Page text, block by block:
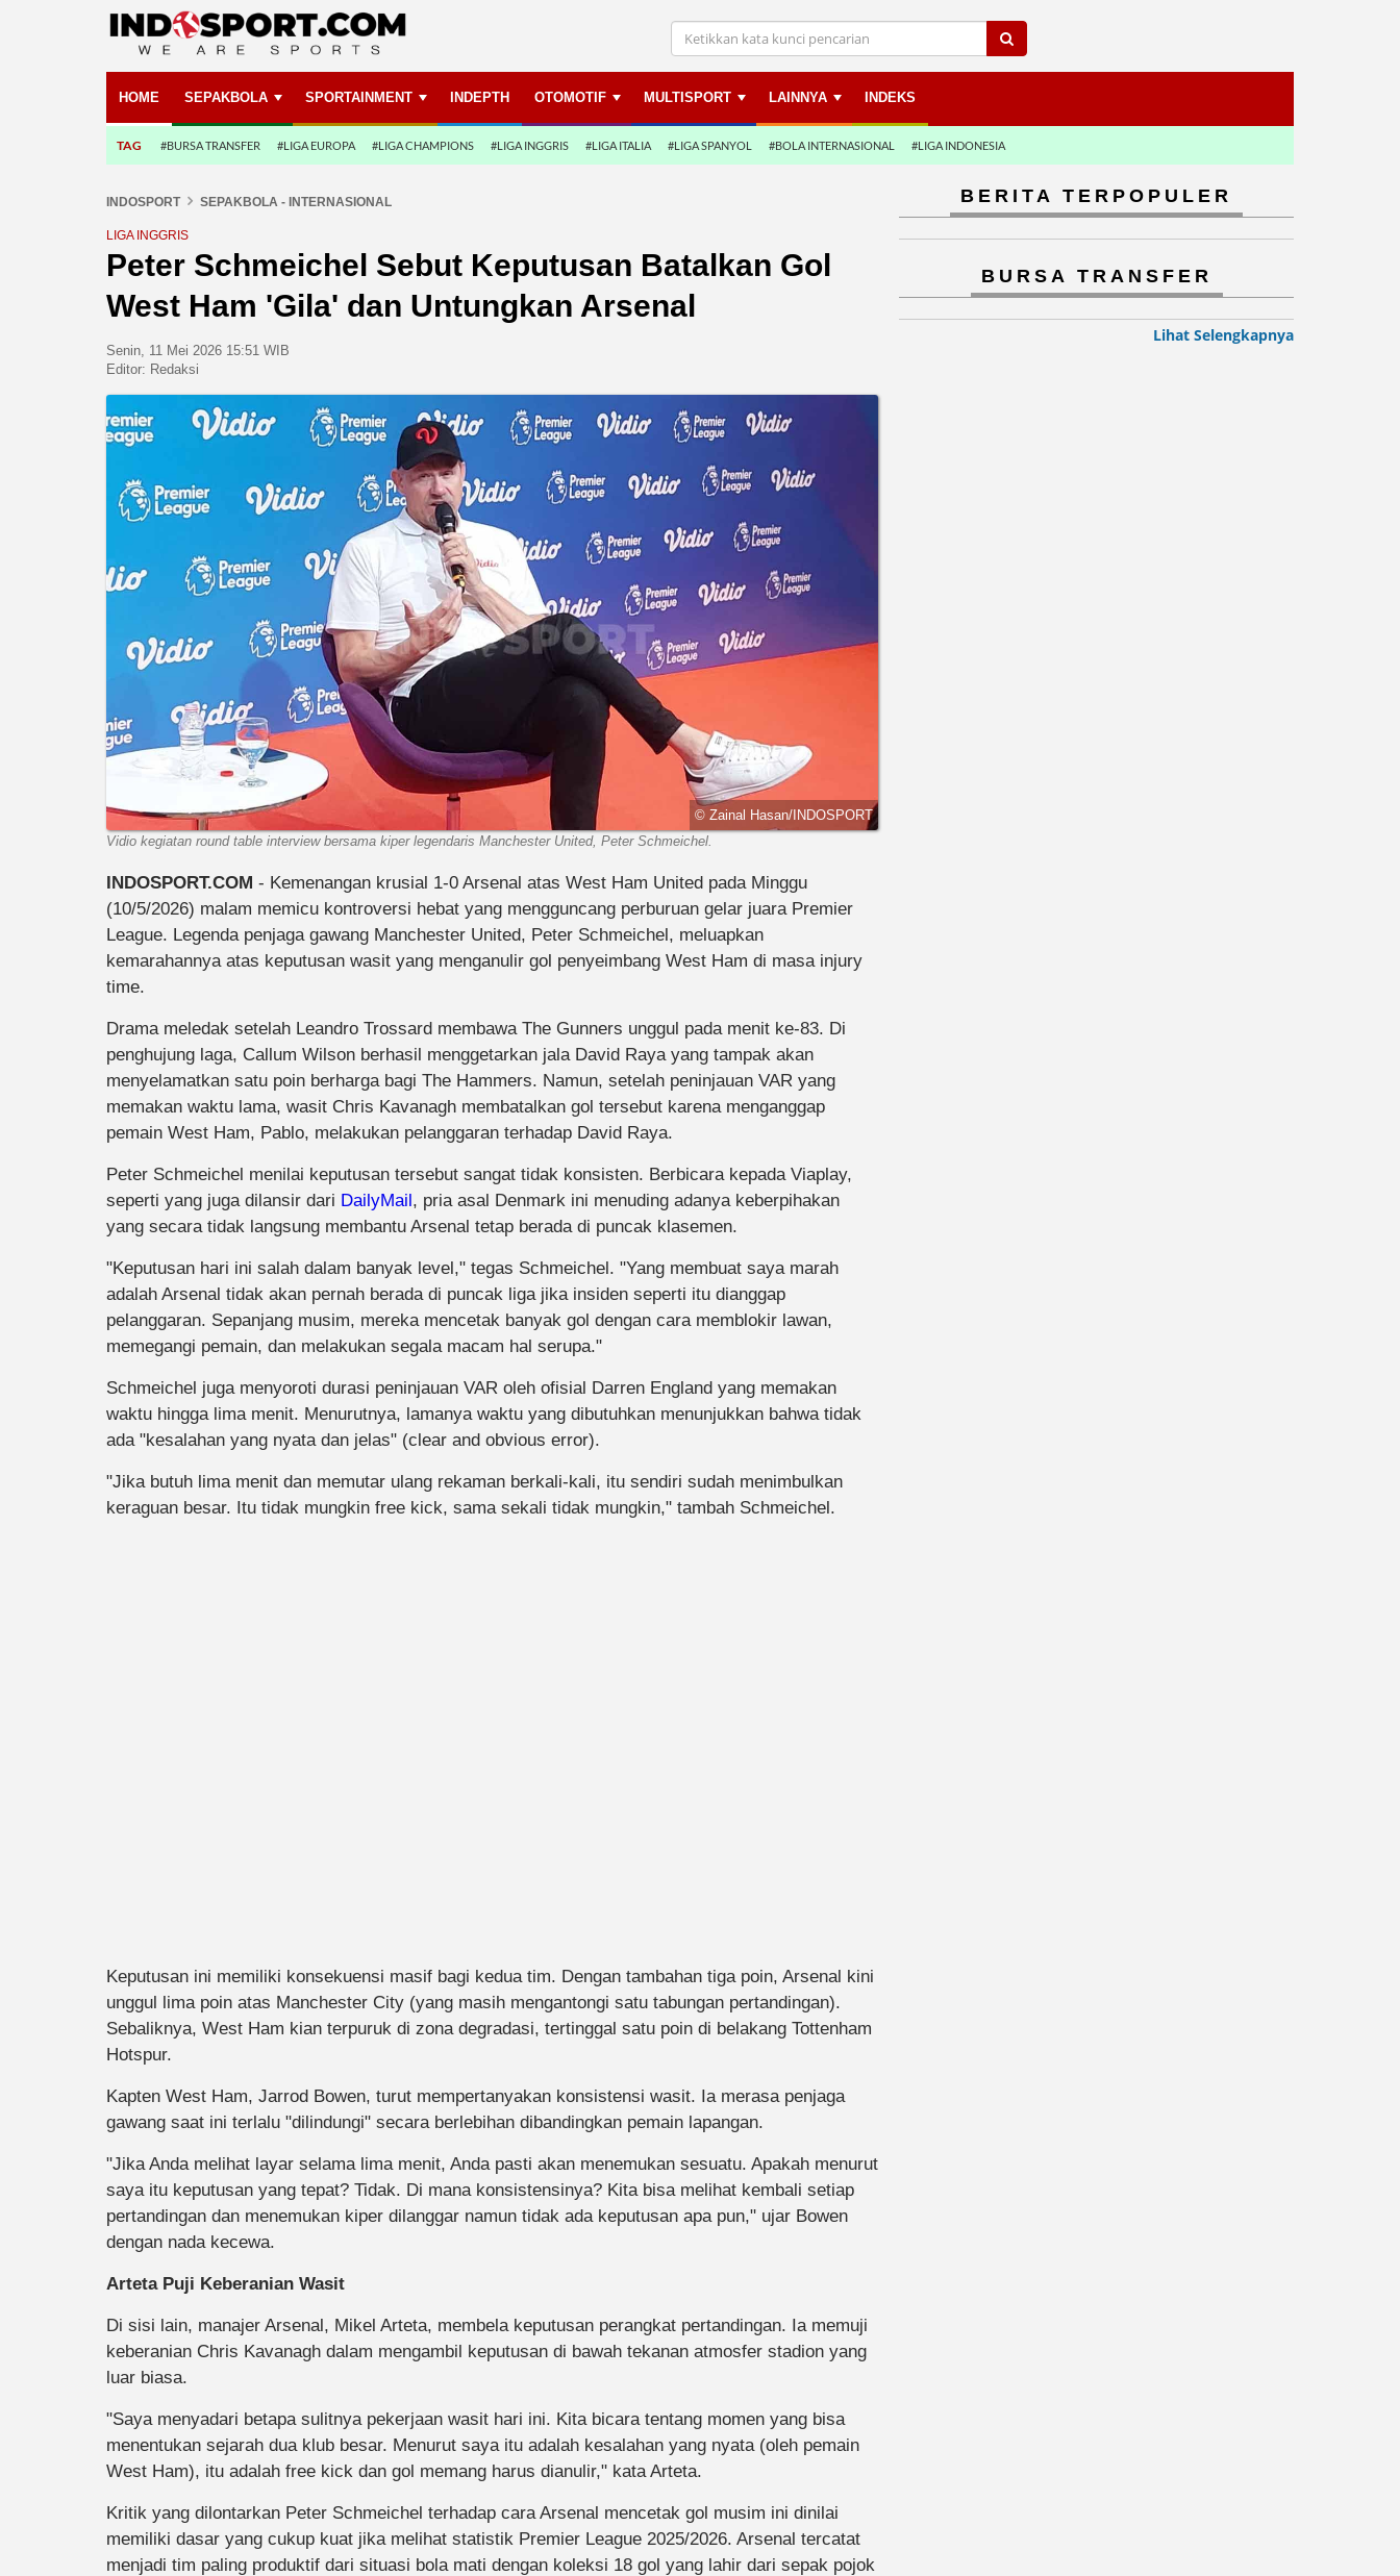
HOME SEPAKBOLA SPORTAINMENT INDEPTH OTOMOTIF MULTISPORT LAINNYA INDEKS
TAG #BURSA TRANSFER #LIGA EUROPA #LIGA CHAMPIONS #LIGA INGGRIS #LIGA ITALIA #LIGA SPANYOL #BOLA INTERNASIONAL #LIGA INDONESIA
INDOSPORT SEPAKBOLA - INTERNASIONAL
LIGA INGGRIS
Peter Schmeichel Sebut Keputusan Batalkan Gol
West Ham 'Gila' dan Untungkan Arsenal
Senin, 11 Mei 2026 15:51 WIB
Editor: Redaksi
© Zainal Hasan/INDOSPORT
Vidio kegiatan round table interview bersama kiper legendaris Manchester United, Peter Schmeichel.
INDOSPORT.COM - Kemenangan krusial 1-0 Arsenal atas West Ham United pada Minggu
(10/5/2026) malam memicu kontroversi hebat yang mengguncang perburuan gelar juara Premier
League. Legenda penjaga gawang Manchester United, Peter Schmeichel, meluapkan
kemarahannya atas keputusan wasit yang menganulir gol penyeimbang West Ham di masa injury
time.
Drama meledak setelah Leandro Trossard membawa The Gunners unggul pada menit ke-83. Di
penghujung laga, Callum Wilson berhasil menggetarkan jala David Raya yang tampak akan
menyelamatkan satu poin berharga bagi The Hammers. Namun, setelah peninjauan VAR yang
memakan waktu lama, wasit Chris Kavanagh membatalkan gol tersebut karena menganggap
pemain West Ham, Pablo, melakukan pelanggaran terhadap David Raya.
Peter Schmeichel menilai keputusan tersebut sangat tidak konsisten. Berbicara kepada Viaplay,
seperti yang juga dilansir dari DailyMail, pria asal Denmark ini menuding adanya keberpihakan
yang secara tidak langsung membantu Arsenal tetap berada di puncak klasemen.
"Keputusan hari ini salah dalam banyak level," tegas Schmeichel. "Yang membuat saya marah
adalah Arsenal tidak akan pernah berada di puncak liga jika insiden seperti itu dianggap
pelanggaran. Sepanjang musim, mereka mencetak banyak gol dengan cara memblokir lawan,
memegangi pemain, dan melakukan segala macam hal serupa."
Schmeichel juga menyoroti durasi peninjauan VAR oleh ofisial Darren England yang memakan
waktu hingga lima menit. Menurutnya, lamanya waktu yang dibutuhkan menunjukkan bahwa tidak
ada "kesalahan yang nyata dan jelas" (clear and obvious error).
"Jika butuh lima menit dan memutar ulang rekaman berkali-kali, itu sendiri sudah menimbulkan
keraguan besar. Itu tidak mungkin free kick, sama sekali tidak mungkin," tambah Schmeichel.
Keputusan ini memiliki konsekuensi masif bagi kedua tim. Dengan tambahan tiga poin, Arsenal kini
unggul lima poin atas Manchester City (yang masih mengantongi satu tabungan pertandingan).
Sebaliknya, West Ham kian terpuruk di zona degradasi, tertinggal satu poin di belakang Tottenham
Hotspur.
Kapten West Ham, Jarrod Bowen, turut mempertanyakan konsistensi wasit. Ia merasa penjaga
gawang saat ini terlalu "dilindungi" secara berlebihan dibandingkan pemain lapangan.
"Jika Anda melihat layar selama lima menit, Anda pasti akan menemukan sesuatu. Apakah menurut
saya itu keputusan yang tepat? Tidak. Di mana konsistensinya? Kita bisa melihat kembali setiap
pertandingan dan menemukan kiper dilanggar namun tidak ada keputusan apa pun," ujar Bowen
dengan nada kecewa.
Arteta Puji Keberanian Wasit
Di sisi lain, manajer Arsenal, Mikel Arteta, membela keputusan perangkat pertandingan. Ia memuji
keberanian Chris Kavanagh dalam mengambil keputusan di bawah tekanan atmosfer stadion yang
luar biasa.
"Saya menyadari betapa sulitnya pekerjaan wasit hari ini. Kita bicara tentang momen yang bisa
menentukan sejarah dua klub besar. Menurut saya itu adalah kesalahan yang nyata (oleh pemain
West Ham), itu adalah free kick dan gol memang harus dianulir," kata Arteta.
Kritik yang dilontarkan Peter Schmeichel terhadap cara Arsenal mencetak gol musim ini dinilai
memiliki dasar yang cukup kuat jika melihat statistik Premier League 2025/2026. Arsenal tercatat
menjadi tim paling produktif dari situasi bola mati dengan koleksi 18 gol yang lahir dari sepak pojok
BERITA TERPOPULER
BURSA TRANSFER
Lihat Selengkapnya